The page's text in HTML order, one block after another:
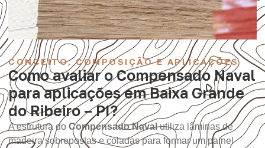
CONCEITO, COMPOSIÇÃO E APLICAÇÕES
Como avaliar o Compensado Naval
para aplicações em Baixa Grande
do Ribeiro – PI?
A estrutura do Compensado Navalutiliza lâminas de
madeira sobrepostas e coladas para formar um painel